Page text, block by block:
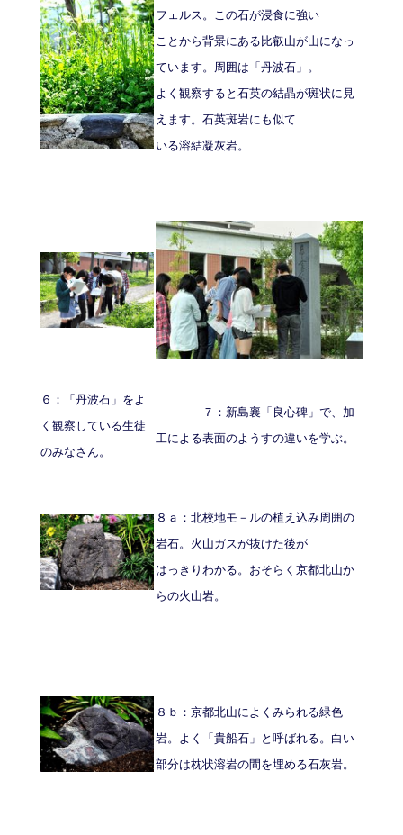
フェルス。この石が浸食に強い
ことから背景にある比叡山が山になっ
ています。周囲は「丹波石」。
よく観察すると石英の結晶が斑状に見
えます。石英斑岩にも似て
いる溶結凝灰岩。
６：「丹波石」をよ
く観察している生徒
のみなさん。
７：新島襄「良心碑」で、加
工による表面のようすの違いを学ぶ。
８ａ：北校地モ－ルの植え込み周囲の
岩石。火山ガスが抜けた後が
はっきりわかる。おそらく京都北山か
らの火山岩。
８ｂ：京都北山によくみられる緑色
岩。よく「貴船石」と呼ばれる。白い
部分は枕状溶岩の間を埋める石灰岩。